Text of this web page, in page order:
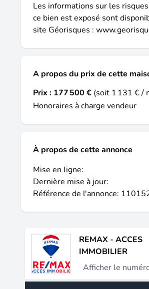
Les informations sur les
ce bien est exposé sont
site Géorisques :
A propos du prix de cette
Prix : 177 500 € (soit 1 131 € /
Honoraires à charge vendeur
À propos de cette annonce
Mise en ligne:
Dernière mise à jour:
Référence de l'annonce:
REMAX - ACCES
IMMOBILIER
Afficher le